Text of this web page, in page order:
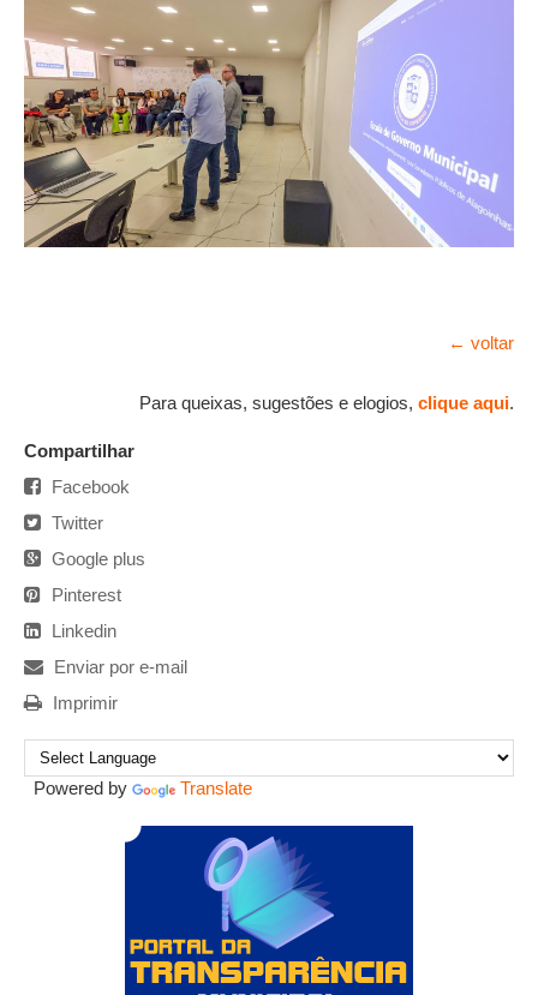
← voltar
Para queixas, sugestões e elogios, clique aqui.
Compartilhar
Facebook
Twitter
Google plus
Pinterest
Linkedin
Enviar por e-mail
Imprimir
Powered by Translate